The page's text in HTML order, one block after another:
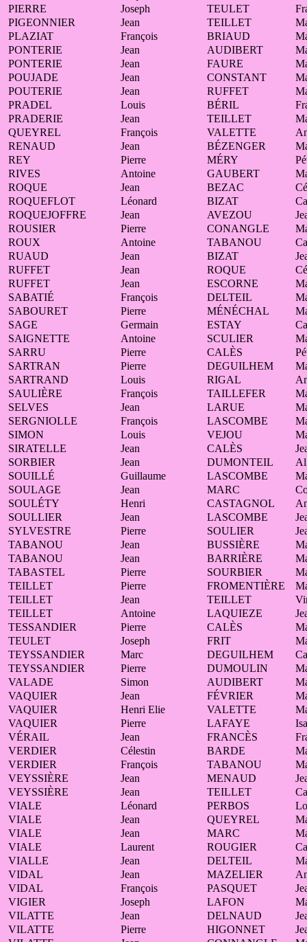
PIERRE
Joseph TEULET
PIGEONNIER
Jean TEILLET
PLAZIAT
François BRIAUD
PONTERIE
Jean AUDIBERT
PONTERIE
Jean FAURE
POUJADE
Jean CONSTANT
POUTERIE
Jean RUFFET
PRADEL
Louis BÉRIL
PRADERIE
Jean TEILLET
QUEYREL
François VALETTE
RENAUD
Jean BÉZENGER
REY
Pierre MÉRY
RIVES
Antoine GAUBERT
ROQUE
Jean BEZAC
ROQUEFLOT
Léonard BIZAT
ROQUEJOFFRE
Jean AVEZOU
ROUSIER
Pierre CONANGLE
ROUX
Antoine TABANOU
RUAUD
Jean BIZAT
RUFFET
Jean ROQUE
RUFFET
Jean ESCORNE
SABATIÉ
François DELTEIL
SABOURET
Pierre MÉNÉCHAL
SAGE
Germain ESTAY
SAIGNETTE
Antoine SCULIER
SARRU
Pierre CALÈS
SARTRAN
Pierre DEGUILHEM
SARTRAND
Louis RIGAL
SAULIÈRE
François TAILLEFER
SELVES
Jean LARUE
SERGNIOLLE
François LASCOMBE
SIMON
Louis VEJOU
SIRATELLE
Jean CALÈS
SORBIER
Jean DUMONTEIL
SOUILLÉ
Guillaume LASCOMBE
SOULAGE
Jean MARC
SOULÉTY
Henri CASTAGNOL
SOULLIER
Jean LASCOMBE
SYLVESTRE
Pierre SOULIER
TABANOU
Jean BUSSIÈRE
TABANOU
Jean BARRIÈRE
TABASTEL
Pierre SOURBIER
TEILLET
Pierre FROMENTIÈRE
TEILLET
Jean TEILLET
TEILLET
Antoine LAQUIEZE
TESSANDIER
Pierre CALÈS
TEULET
Joseph FRIT
TEYSSANDIER
Marc DEGUILHEM
TEYSSANDIER
Pierre DUMOULIN
VALADE
Simon AUDIBERT
VAQUIER
Jean FÉVRIER
VAQUIER
Henri Elie VALETTE
VAQUIER
Pierre LAFAYE
VÉRAIL
Jean FRANCÈS
VERDIER
Célestin BARDE
VERDIER
François TABANOU
VEYSSIÈRE
Jean MENAUD
VEYSSIÈRE
Jean TEILLET
VIALE
Léonard PERBOS
VIALE
Jean QUEYREL
VIALE
Jean MARC
VIALE
Laurent ROUGIER
VIALLE
Jean DELTEIL
VIDAL
Jean MAZELIER
VIDAL
François PASQUET
VIGIER
Joseph LAFON
VILATTE
Jean DELNAUD
VILATTE
Pierre HIGONNET